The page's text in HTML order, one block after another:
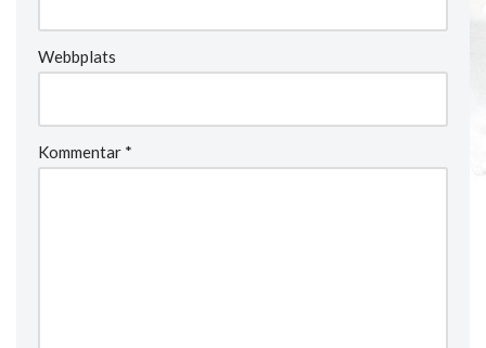
Webbplats
Kommentar *